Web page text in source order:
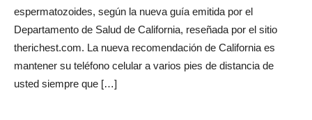
espermatozoides, según la nueva guía emitida por el
Departamento de Salud de California, reseñada por el sitio
therichest.com. La nueva recomendación de California es
mantener su teléfono celular a varios pies de distancia de
usted siempre que […]